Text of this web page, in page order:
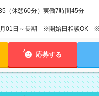
（休憩60分）実働7時間45分
01日～長期 ※開始日相談OK
応募する